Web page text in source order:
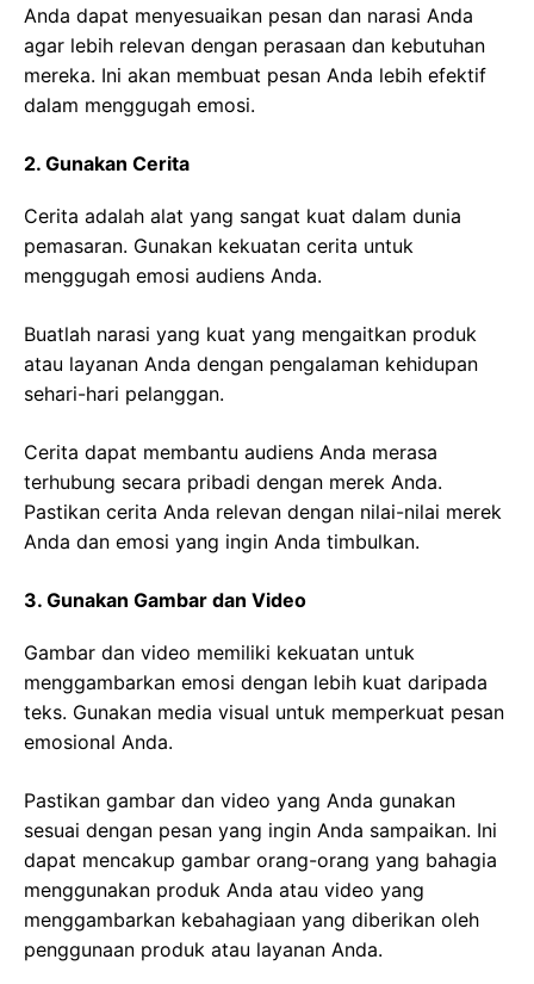
Anda dapat menyesuaikan pesan dan narasi Anda
agar lebih relevan dengan perasaan dan kebutuhan
mereka. Ini akan membuat pesan Anda lebih efektif
dalam menggugah emosi.
2. Gunakan Cerita
Cerita adalah alat yang sangat kuat dalam dunia
pemasaran. Gunakan kekuatan cerita untuk
menggugah emosi audiens Anda.
Buatlah narasi yang kuat yang mengaitkan produk
atau layanan Anda dengan pengalaman kehidupan
sehari-hari pelanggan.
Cerita dapat membantu audiens Anda merasa
terhubung secara pribadi dengan merek Anda.
Pastikan cerita Anda relevan dengan nilai-nilai merek
Anda dan emosi yang ingin Anda timbulkan.
3. Gunakan Gambar dan Video
Gambar dan video memiliki kekuatan untuk
menggambarkan emosi dengan lebih kuat daripada
teks. Gunakan media visual untuk memperkuat pesan
emosional Anda.
Pastikan gambar dan video yang Anda gunakan
sesuai dengan pesan yang ingin Anda sampaikan. Ini
dapat mencakup gambar orang-orang yang bahagia
menggunakan produk Anda atau video yang
menggambarkan kebahagiaan yang diberikan oleh
penggunaan produk atau layanan Anda.